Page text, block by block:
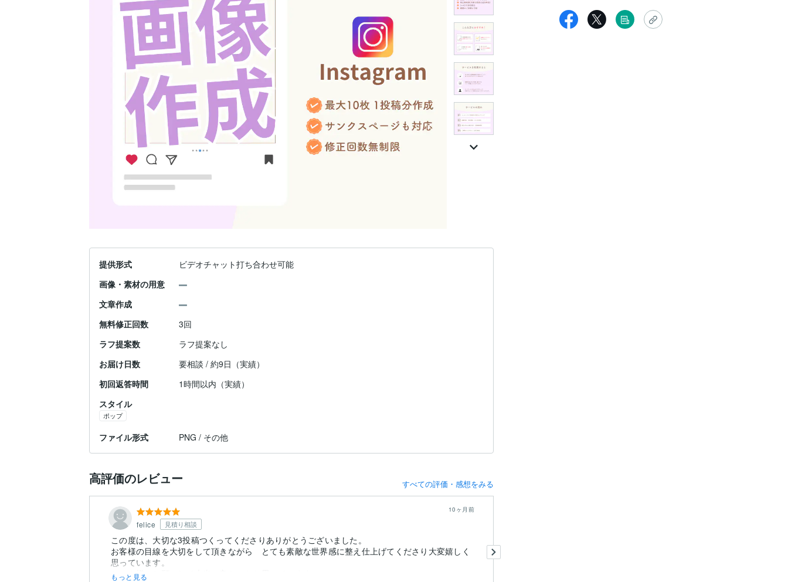
提供形式
ビデオチャット打ち合わせ可能
画像・素材の用意
文章作成
無料修正回数
3回
ラフ提案数
ラフ提案なし
お届け日数
要相談 / 約9日（実績）
初回返答時間
1時間以内（実績）
スタイル
ポップ
ファイル形式 PNG / その他
高評価のレビュー すべての評価・感想をみる
felice 見積り相談
10ヶ月前
この度は、大切な3投稿つくってくださりありがとうございました。
お客様の目線を大切をして頂きながら とても素敵な世界感に整え仕上げてくださり大変嬉しく
思っています。
じゅん様にお願いして本当に良かったと思っています。
もっと見る